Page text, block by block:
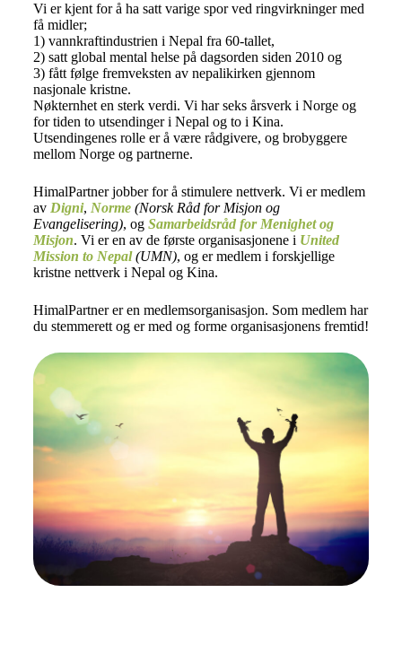
Vi er kjent for å ha satt varige spor ved ringvirkninger med
få midler;
1) vannkraftindustrien i Nepal fra 60-tallet,
2) satt global mental helse på dagsorden siden 2010 og
3) fått følge fremveksten av nepalikirken gjennom
nasjonale kristne.
Nøkternhet en sterk verdi. Vi har seks årsverk i Norge og
for tiden to utsendinger i Nepal og to i Kina.
Utsendingenes rolle er å være rådgivere, og brobyggere
mellom Norge og partnerne.
HimalPartner jobber for å stimulere nettverk. Vi er medlem
av Digni, Norme (Norsk Råd for Misjon og
Evangelisering), og Samarbeidsråd for Menighet og
Misjon. Vi er en av de første organisasjonene i United
Mission to Nepal(UMN), og er medlem i forskjellige
kristne nettverk i Nepal og Kina.
HimalPartner er en medlemsorganisasjon. Som medlem har
du stemmerett og er med og forme organisasjonens fremtid!